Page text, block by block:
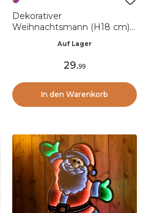
Dekorativer
Weihnachtsmann (H18 cm)
MehrfarbigAuf Lager
29.99
In den Warenkorb